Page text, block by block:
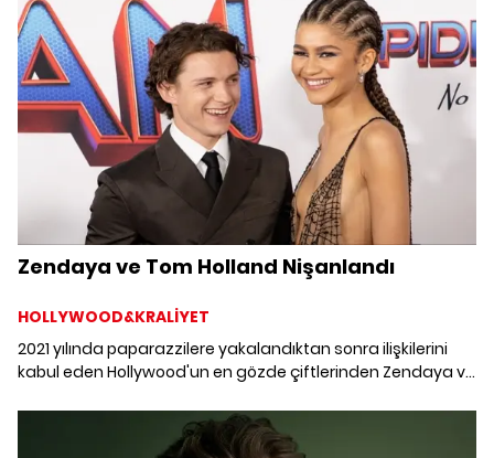
Zendaya ve Tom Holland Nişanlandı
HOLLYWOOD&KRALİYET
2021 yılında paparazzilere yakalandıktan sonra ilişkilerini
kabul eden Hollywood'un en gözde çiftlerinden Zendaya ve